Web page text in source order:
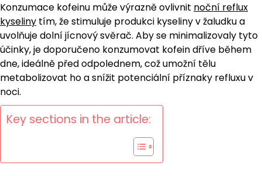
Konzumace kofeinu může výrazně ovlivnit noční reflux
kyseliny tím, že stimuluje produkci kyseliny v žaludku a
uvolňuje dolní jícnový svěrač. Aby se minimalizovaly tyto
účinky, je doporučeno konzumovat kofein dříve během
dne, ideálně před odpolednem, což umožní tělu
metabolizovat ho a snížit potenciální příznaky refluxu v
noci.
Key sections in the article: